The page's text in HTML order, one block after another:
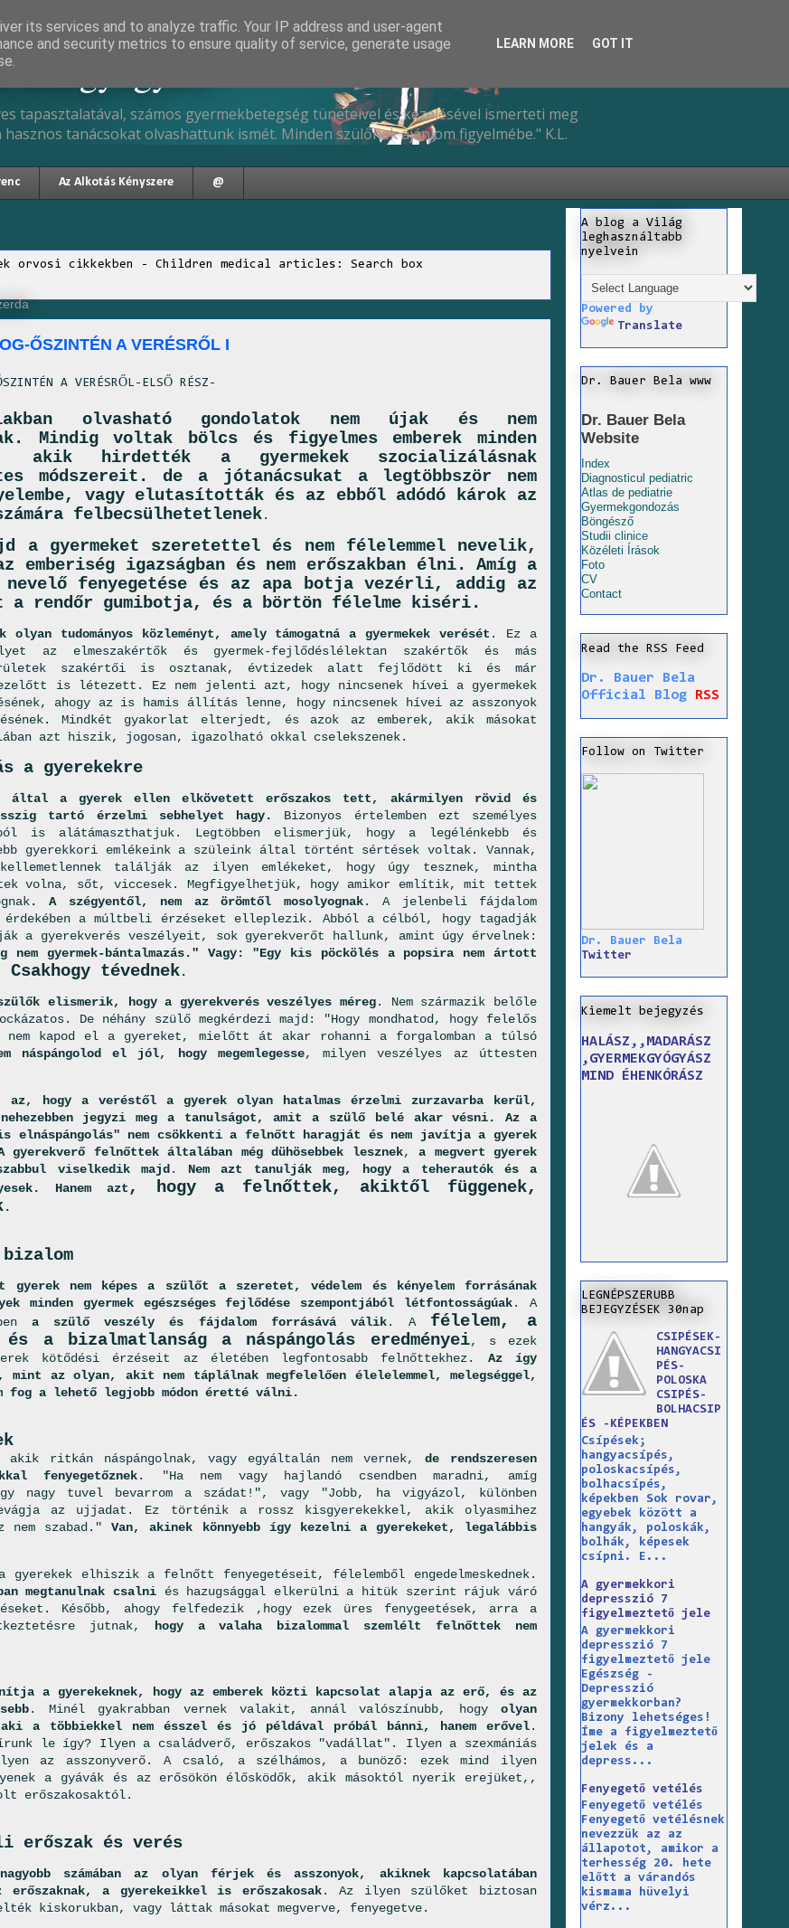
tapasztalatával, számos gyermekbetegség tüneteivel és kezelésével ismerteti meg
tanácsokat olvashattunk ismét. Minden szülőnek ajánlom figyelmébe." K.L.
Az Alkotás Kényszere @
orvosi cikkekben - Children medical articles: Search box
ŐSZINTÉN A VERÉSRŐL I
A VERÉSRŐL -ELSŐ RÉSZ-
olvasható gondolatok nem újak és nem
Mindig voltak bölcs és figyelmes emberek minden
akik hirdették a gyermekek szocializálásnak
módszereit. de a jótanácsukat a legtöbbször nem
vagy elutasították és az ebből adódó károk az
felbecsülhetetlenek.
a gyermeket szeretettel és nem félelemmel nevelik,
emberiség igazságban és nem erőszakban élni. Amíg a
nevelő fenyegetése és az apa botja vezérli, addig az
a rendőr gumibotja, és a börtön félelme kiséri.
olyan tudományos közleményt, amely támogatná a gyermekek verését . Ez a
az elmeszakértők és gyermek-fejlődéslélektan szakértők és más
szakértői is osztanak, évtizedek alatt fejlődött ki és már
ezelőtt is létezett. Ez nem jelenti azt, hogy nincsenek hívei a gyermekek
ahogy az is hamis állítás lenne, hogy nincsenek hívei az asszonyok
Mindkét gyakorlat elterjedt, és azok az emberek, akik másokat
azt hiszik, jogosan, igazolható okkal cselekszenek.
a gyerekekre
által a gyerek ellen elkövetett erőszakos tett, akármilyen rövid és
tartó érzelmi sebhelyet hagy. Bizonyos értelemben ezt személyes
is alátámaszthatjuk. Legtöbben elismerjük, hogy a legélénkebb és
gyerekkori emlékeink a szüleink által történt sértések voltak. Vannak,
találják az ilyen emlékeket, hogy úgy tesznek, mintha
volna, sőt, viccesek. Megfigyelhetjük, hogy amikor említik, mit tettek
. A szégyentől, nem az örömtől mosolyognak. A jelenbeli fájdalom
érdekében a múltbeli érzéseket elleplezik. Abból a célból, hogy tagadják
a gyerekverés veszélyeit, sok gyerekverőt hallunk, amint úgy érvelnek:
nem gyermek-bántalmazás." Vagy: "Egy kis pöckölés a popsira nem ártott
tévednek.
elismerik, hogy a gyerekverés veszélyes méreg. Nem származik belőle
De néhány szülő megkérdezi majd: "Hogy mondhatod, hogy felelős
nem kapod el a gyereket, mielőtt át akar rohanni a forgalomban a túlsó
náspángolod el jól, hogy megemlegesse, milyen veszélyes az úttesten
az, hogy a veréstől a gyerek olyan hatalmas érzelmi zurzavarba kerül,
jegyzi meg a tanulságot, amit a szülő belé akar vésni.
Az a
elnáspángolás" nem csökkenti a felnőtt haragját és nem
javítja a gyerek
gyerekverő felnőttek általában még dühösebbek lesznek, a megvert gyerek
viselkedik majd. Nem azt tanulják meg, hogy a teherautók és a
Hanem azt , hogy a felnőttek, akiktől függenek,
.
gyerek nem képes a szülőt a szeretet, védelem és kényelem forrásának
minden gyermek egészséges fejlődése szempontjából létfontosságúak. A
a szülő veszély és fájdalom forrásává válik. A félelem, a
a bizalmatlanság a náspángolás eredményei, s ezek
kötődési érzéseit az életében legfontosabb felnőttekhez. Az így
az olyan, akit nem táplálnak megfelelően élelelemmel, melegséggel,
fog a lehető legjobb módon éretté válni.
akik ritkán náspángolnak, vagy egyáltalán nem vernek,de rendszeresen
fenyegetőznek. "Ha nem vagy hajlandó csendben maradni, amíg
nagy tuvel bevarrom a szádat!", vagy "Jobb, ha vigyázol, különben
az ujjadat. Ez történik a rossz kisgyerekekkel, akik olyasmihez
nem szabad."Van, akinek könnyebb így kezelni a gyerekeket, legalábbis
gyerekek elhiszik a felnőtt fenyegetéseit, félelemből engedelmeskednek.
megtanulnak csalniés hazugsággal elkerülni a hitük szerint rájuk váró
Később, ahogy felfedezik ,hogy ezek üres fenygeetések, arra a
jutnak, hogy a valaha bizalommal szemlélt felnőttek nem
a gyerekeknek, hogy az emberek közti kapcsolat alapja az erő, és az
. Minél gyakrabban vernek valakit, annál valószínubb, hogyolyan
a többiekkel nem ésszel és jó példával próbál bánni, hanem erővel.
le így? Ilyen a családverő, erőszakos "vadállat". Ilyen a szexmániás
az asszonyverő. A csaló, a szélhámos, a bunöző: ezek mind ilyen
a gyávák és az erősökön élősködők, akik másoktól nyerik erejüket,,
erőszakosaktól.
erőszak és verés
számában az olyan férjek és asszonyok, akiknek kapcsolatában
erőszaknak, a gyerekeikkel is erőszakosak. Az ilyen szülőket biztosan
kiskorukban, vagy láttak másokat megverve, fenyegetve.
A blog a Világ
leghasználtabb
nyelvein
Powered by
Translate
Dr. Bauer Bela www
Dr. Bauer Bela
Website
Index
Diagnosticul pediatric
Atlas de pediatrie
Gyermekgondozás
Böngésző
Studii clinice
Közéleti Írások
Foto
CV
Contact
Read the RSS Feed
Dr. Bauer Bela
Official Blog
RSS
Follow on Twitter
Dr. Bauer Bela
Twitter
Kiemelt bejegyzés
HALÁSZ,,MADARÁSZ
,GYERMEKGYÓGYÁSZ
MIND ÉHENKÓRÁSZ
LEGNÉPSZERUBB
BEJEGYZÉSEK 30nap
CSIPÉSEK-
HANGYACSI
PÉS-
POLOSKA
CSIPÉS-
BOLHACSIP
ÉS -KÉPEKBEN
Csípések;
hangyacsípés,
poloskacsípés,
bolhacsípés,
képekben Sok rovar,
egyebek között a
hangyák, poloskák,
bolhák, képesek
csípni. E...
A gyermekkori
depresszió 7
figyelmeztető jele
A gyermekkori
depresszió 7
figyelmeztető jele
Egészség -
Depresszió
gyermekkorban?
Bizony lehetséges!
Íme a figyelmeztető
jelek és a
depress...
Fenyegető vetélés
Fenyegető vetélés
Fenyegető vetélésnek
nevezzük az az
állapotot, amikor a
terhesség 20. hete
előtt a várandós
kismama hüvelyi
vérz...
its services and to analyze traffic. Your IP address and user-agent
and security metrics to ensure quality of service, generate usage
LEARN MORE GOT IT